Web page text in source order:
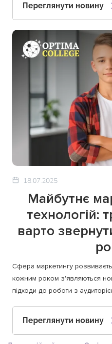
Переглянути новину
18.07.2025
Майбутнє
технологій:
варто
Сфера маркетингу
кожним роком з'являються
підходи до роботи з
Переглянути новину